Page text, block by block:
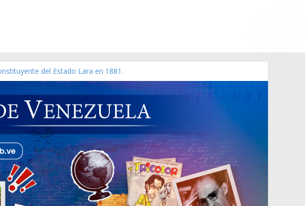
del Estado Lara en 1881.
Caracas 09 de marzo de 2006 N° 38.394